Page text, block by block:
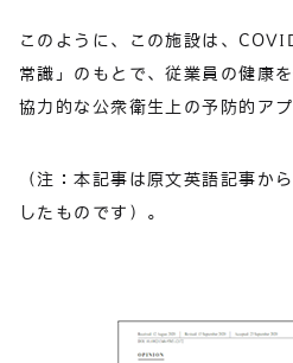
このように、この施設は、
常識」のもとで、従業員の健康
協力的な公衆衛生上の予防的ア
（注：本記事は原文英語記事か
したものです）。